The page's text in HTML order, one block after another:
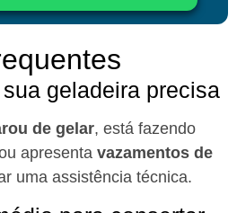
geladeira precisa
de gelar, está fazendo
apresenta vazamentos de
uma assistência técnica.